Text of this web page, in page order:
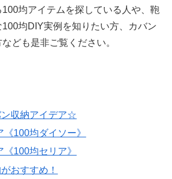
均アイテムを探している人や、鞄
均DIY実例を知りたい方、カバン
ども是非ご覧ください。
ン収納アイデア☆
100均ダイソー》
100均セリア》
おすすめ！